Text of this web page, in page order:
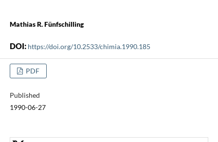
Mathias R. Fünfschilling
DOI: https://doi.org/10.2533/chimia.1990.185
PDF
Published
1990-06-27